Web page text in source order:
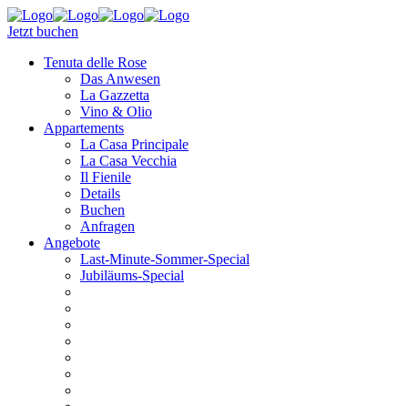
Jetzt buchen
Tenuta delle Rose
Das Anwesen
La Gazzetta
Vino & Olio
Appartements
La Casa Principale
La Casa Vecchia
Il Fienile
Details
Buchen
Anfragen
Angebote
Last-Minute-Sommer-Special
Jubiläums-Special